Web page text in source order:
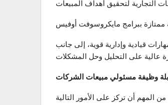
قيادية وإدارية قوية، إلى جانب
وظيفة مسئولي مبيعات الشركات